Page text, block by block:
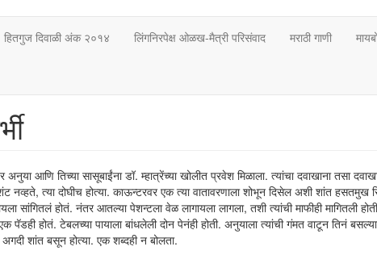
हितगुज दिवाळी अंक २०१४ लिंगनिरपेक्ष ओळख-मैत्री परिसंवाद मराठी गाणी
आणि तिच्या सासूबाईंना डॉ. म्हात्रेंच्या खोलीत प्रवेश मिळाला. त्यांचा दवाखाना तसा
त्या दोघीच होत्या. काऊन्टरवर एक त्या वातावरणाला शोभून दिसेल अशी शांत हसतमुख
सांगितलं होतं. नंतर आतल्या पेशन्टला वेळ लागायला लागला, तशी त्यांची माफीही मागितली
होतं. टेबलच्या पायाला बांधलेली दोन पेनंही होती. अनुयाला त्यांची गंमत वाटून तिनं
शांत बसून होत्या. एक शब्दही न बोलता.